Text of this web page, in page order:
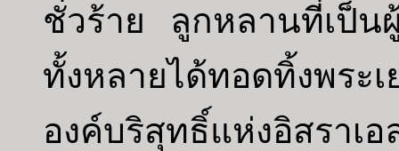
ชั่วร้าย ลูกหลานที่เป็น
ทั้งหลายได้ทอดทิ้งพระ
องค์บริสุทธิ์แห่งอิสรา